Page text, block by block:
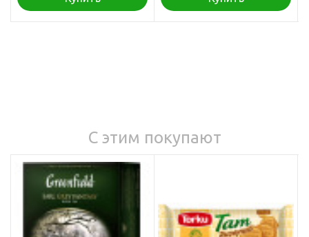
С этим покупают